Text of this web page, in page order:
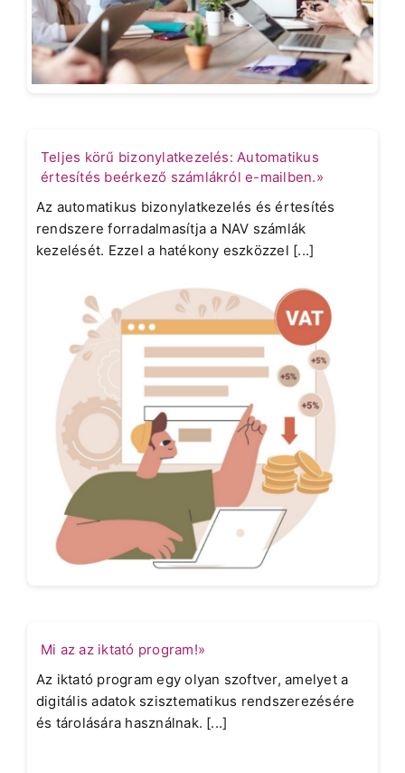
Teljes körű bizonylatkezelés: Automatikus
értesítés beérkező számlákról e-mailben.»
Az automatikus bizonylatkezelés és értesítés
rendszere forradalmasítja a NAV számlák
kezelését. Ezzel a hatékony eszközzel [...]
Mi az az iktató program!»
Az iktató program egy olyan szoftver, amelyet a
digitális adatok szisztematikus rendszerezésére
és tárolására használnak. [...]